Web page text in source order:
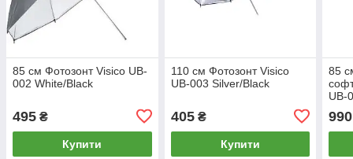
85 см Фотозонт Visico UB-
002 White/Black
495 ₴
Купити
110 см Фотозонт Visico
UB-003 Silver/Black
405₴
Купити
85
UB-
990